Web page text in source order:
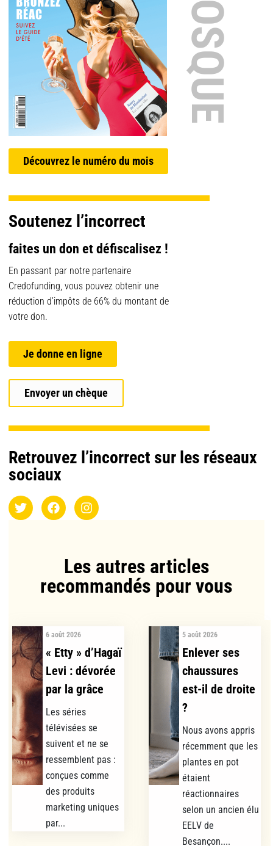
Découvrez le numéro du mois
Soutenez l’incorrect
faites un don et défiscalisez !
En passant par notre partenaire
Credofunding, vous pouvez obtenir une
réduction d’impôts de 66% du montant de
votre don.
Je donne en ligne
Envoyer un chèque
Retrouvez l’incorrect sur les réseaux
sociaux
Les autres articles
recommandés pour vous​
6 août 2026
« Etty » d’Hagaï
Levi : dévorée
par la grâce
Les séries
télévisées se
suivent et ne se
ressemblent pas :
conçues comme
des produits
marketing uniques
par...
5 août 2026
Enlever ses
chaussures
est-il de droite
?
Nous avons appris
récemment que les
plantes en pot
étaient
réactionnaires
selon un ancien élu
EELV de
Besançon....